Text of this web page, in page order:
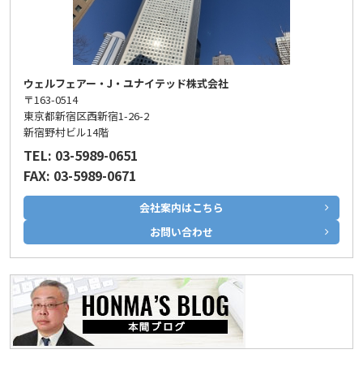
ウェルフェアー・J・ユナイテッド株式会社
〒163-0514
東京都新宿区西新宿1-26-2
新宿野村ビル14階
TEL: 03-5989-0651
FAX: 03-5989-0671
会社案内はこちら
お問い合わせ